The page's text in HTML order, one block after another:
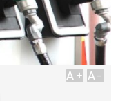
A+ A-